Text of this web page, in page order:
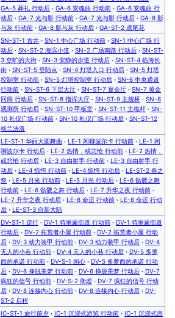
GA-5 葬礼 行动后 · GA-6 安魂曲 行动前 · GA-6 安魂曲 行
动后 · GA-7 光与影 行动前 · GA-7 光与影 行动后 · GA-8 影
与灰 行动前 · GA-8 影与灰 行动后 · GA-ST-2 鸢尾花
SN-ST-1 古井 · SN-1 中心广场 行动前 · SN-1 中心广场 行
动后 · SN-ST-2 海滨小道 · SN-2 广场南路 行动后 · SN-ST-
3 空旷的大街 · SN-3 安静的步道 行动后 · SN-ST-4 临海长
街 · SN-ST-5 登陆点 · SN-4 灯塔入口 行动后 · SN-5 灯塔
控制室 行动前 · SN-5 灯塔控制室 行动后 · SN-6 中央通道
行动前 · SN-ST-6 下层大厅 · SN-ST-7 宴会厅 · SN-7 黄金
回廊 行动后 · SN-ST-8 指挥大厅 · SN-ST-9 主舰桥 · SN-8
观测所 行动后 · SN-ST-10 甲板室 · SN-ST-11 主桅杆 · SN-
10 礼仪广场 行动前 · SN-10 礼仪广场 行动后 · SN-ST-12
格兰法洛
LE-ST-1 华丽大圆舞曲 · LE-1 闲聊波尔卡 行动前 · LE-1 闲
聊波尔卡 行动后 · LE-2 热情，或悲怆 行动前 · LE-2 热情，
或悲怆 行动后 · LE-3 自由射手 行动前 · LE-3 自由射手 行
动后 · LE-4 惊愕 行动前 · LE-4 惊愕 行动后 · LE-ST-2 春之
祭 · LE-5 月光 行动前 · LE-5 月光 行动后 · LE-6 骷髅之舞
行动前 · LE-6 骷髅之舞 行动后 · LE-7 升华之夜 行动前 ·
LE-7 升华之夜 行动后 · LE-8 命运 行动前 · LE-8 命运 行动
后 · LE-ST-3 自新大陆
DV-ST-1 逆行 · DV-1 特里蒙街道 行动前 · DV-1 特里蒙街道
行动后 · DV-2 拓荒者小屋 行动前 · DV-2 拓荒者小屋 行动
后 · DV-3 动力装甲 行动前 · DV-3 动力装甲 行动后 · DV-4
无人的小巷 行动前 · DV-4 无人的小巷 行动后 · DV-5 多萝
西的承诺 行动前 · DV-S-1 困心 · DV-5 多萝西的承诺 行动
后 · DV-6 挣脱美梦 行动前 · DV-6 挣脱美梦 行动后 · DV-7
疯狂的信号 行动前 · DV-S-2 衡虑 · DV-7 疯狂的信号 行动
后 · DV-8 连接内心 行动前 · DV-8 连接内心 行动后 · DV-
ST-2 启程
IC-ST-1 旅行前夕 · IC-1 沉浸式游览 行动前 · IC-1 沉浸式游